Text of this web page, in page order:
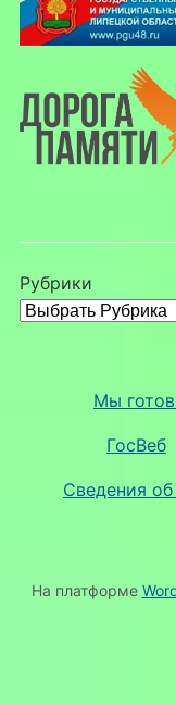
Рубрики
Мы
ГосВеб
Сведения
На платформе